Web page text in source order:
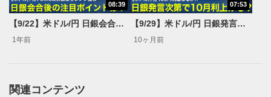
1
動画再生エリア
動画再生エリアにマウスを乗せると表示されます。
08:39
【9/22】米ドル/円 日銀会合後の注目ポイントは？＜FX MARKET VIEW＞
1年前
07:53
【9/29】米ドル/円 日銀発言次第で10月利上げも？＜FX MARKET VIEW＞
10ヶ月前
関連コンテンツ